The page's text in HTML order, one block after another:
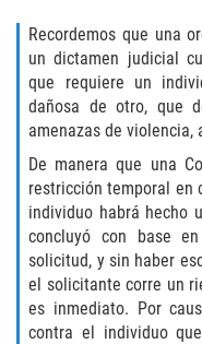
Delitos
Recordemos que una
un dictamen judicial
que requiere un
dañosa de otro, que
amenazas de violencia,
De manera que una
restricción temporal en
individuo habrá hecho
concluyó con base
solicitud, y sin haber
el solicitante corre un
es inmediato. Por
contra el individuo